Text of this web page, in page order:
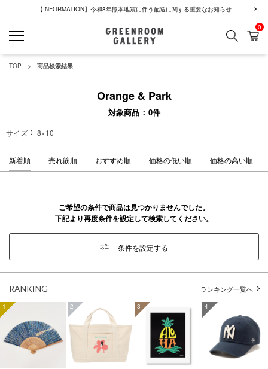
【INFORMATION】令和8年熊本地震に伴う配送に関する重要なお知らせ
検索 カ
0
TOP 商品検索結果
Orange & Park
対象商品 0件
サイズ 8×10
新着順 売れ筋順 おすすめ順 価格の低い順 価格の高い順
ご希望の条件で商品は見つかりませんでした。
下記より再度条件を設定して検索してください。
条件を設定する
RANKING ランキング一覧へ
1 2 3 4